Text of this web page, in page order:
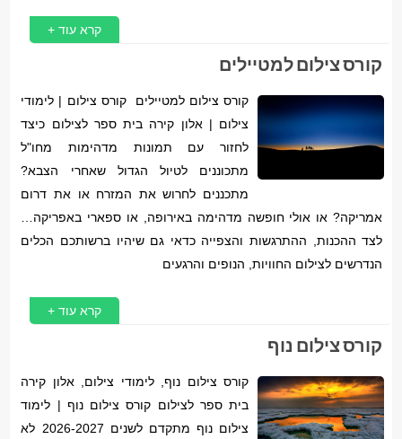
קרא עוד +
קורס צילום למטיילים
קורס צילום למטיילים קורס צילום | לימודי
צילום | אלון קירה בית ספר לצילום כיצד
לחזור עם תמונות מדהימות מחו"ל
מתכוננים לטיול הגדול שאחרי הצבא?
מתכננים לחרוש את המזרח או את דרום
אמריקה? או אולי חופשה מדהימה באירופה, או ספארי באפריקה…
לצד ההכנות, ההתרגשות והצפייה כדאי גם שיהיו ברשותכם הכלים
הנדרשים לצילום החוויות, הנופים והרגעים
קרא עוד +
קורס צילום נוף
קורס צילום נוף, לימודי צילום, אלון קירה
בית ספר לצילום קורס צילום נוף | לימוד
צילום נוף מתקדם לשנים 2026-2027 לא